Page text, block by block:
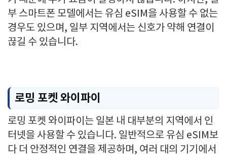
부 스마트폰 모델에서는 유심 eSIM을 사용할 수 없는
경우도 있으며, 일부 지역에서는 신호가 약해 연결이
끊길 수 있습니다.
로밍 포켓 와이파이
로밍 포켓 와이파이는 일본 내 대부분의 지역에서 인
터넷을 사용할 수 있습니다. 일반적으로 유심 eSIM보
다 더 안정적인 연결을 제공하며, 여러 대의 기기에서